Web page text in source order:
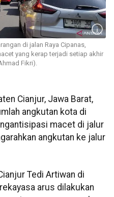
di jalan Raya Cipanas,
yang kerap terjadi setiap akhir
Fikri).
Cianjur, Jawa Barat,
angkutan kota di
macet di jalur
angkutan ke jalur
Tedi Artiwan di
arus dilakukan